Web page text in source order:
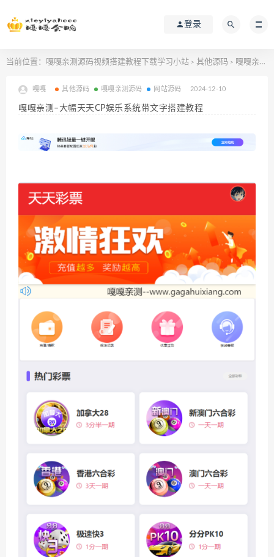
登录
当前位置： 嘎嘎亲测源码视频搭建教程下载学习小站 > 其他源码 > 嘎嘎亲测–大幅天天CP娱乐系统带文字搭建教程
嘎嘎 其他源码 嘎嘎亲测源码 网站源码 2024-12-10
嘎嘎亲测–大幅天天CP娱乐系统带文字搭建教程